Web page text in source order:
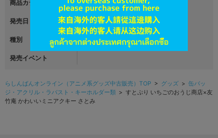
商品カテゴリ グッズ
発売日 2023年07月31日
種別 キーホルダー・ストラップ・他
発売イベント
らしんばんオンライン（アニメ系グッズ中古販売）TOP > グッズ > 缶バッ
ジ・アクリル・ラバスト・キーホルダー類 > すとぷり いちごのおうじ商店×友
竹庵 かわいいミニアクキー さとみ